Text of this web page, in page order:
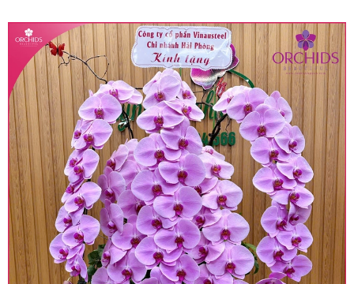
• Giá trên được miễn ship giao trong nội thành,
miễn phí in thiệp - banner theo yêu cầu khách
hàng.
• Beautiful Orchids liên kết với các cửa hàng
trên toàn quốc để phục vụ giao hoa tận nơi, mỗi
khu vực sẽ có mức giá khác nhau (tùy vào chi
phí mặt bằng, nguyên vật liệu,..) nên giá có thể sẽ
thay đổi so với giá niêm yết trên website. Khách
hàng ở Tỉnh thành khác vui lòng chủ động hỏi lại
giá trước khi đặt hàng, shop sẽ chủ động báo giá
chính xác khi có địa chỉ giao hàng cụ thể.